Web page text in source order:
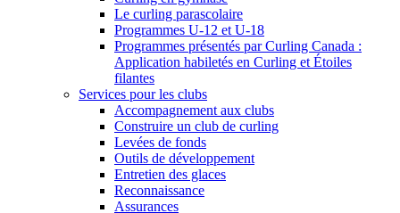
Le curling parascolaire
Programmes U-12 et U-18
Programmes présentés par Curling Canada :
Application habiletés en Curling et Étoiles
filantes
Services pour les clubs
Accompagnement aux clubs
Construire un club de curling
Levées de fonds
Outils de développement
Entretien des glaces
Reconnaissance
Assurances